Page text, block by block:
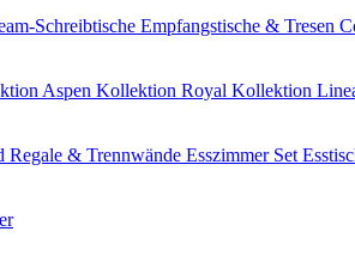
Schreibtische Empfangstische & Tresen
Aspen Kollektion Royal Kollektion
Regale & Trennwände Esszimmer Set